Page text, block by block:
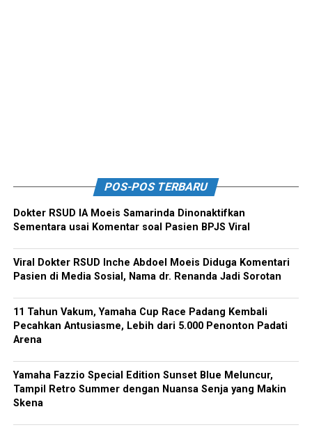
POS-POS TERBARU
Dokter RSUD IA Moeis Samarinda Dinonaktifkan
Sementara usai Komentar soal Pasien BPJS Viral
Viral Dokter RSUD Inche Abdoel Moeis Diduga Komentari
Pasien di Media Sosial, Nama dr. Renanda Jadi Sorotan
11 Tahun Vakum, Yamaha Cup Race Padang Kembali
Pecahkan Antusiasme, Lebih dari 5.000 Penonton Padati
Arena
Yamaha Fazzio Special Edition Sunset Blue Meluncur,
Tampil Retro Summer dengan Nuansa Senja yang Makin
Skena